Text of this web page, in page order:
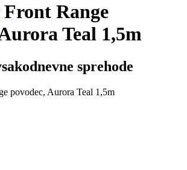
Front Range
Teal 1,5m
sprehode
povodec, Aurora Teal 1,5m